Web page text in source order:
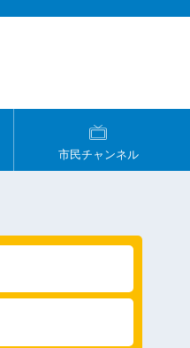
市民チャンネル